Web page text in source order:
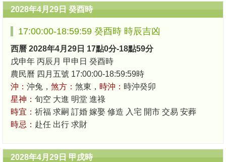
2028年4月29日 癸酉時
17:00:00-18:59:59 癸酉時 時辰吉凶
西曆 2028年4月29日 17點0分-18點59分
戊申年 丙辰月 甲申日 癸酉時
農民曆 四月五號 17:00:00-18:59:59時
沖： 沖兔， 煞方： 煞東， 時沖： 時沖癸卯
星神： 旬空 大進 明堂 進祿
時宜： 祈福 求嗣 訂婚 嫁娶 修造 入宅 開市 交易 安葬
時忌： 赴任 出行 求財
2028年4月29日 甲戌時